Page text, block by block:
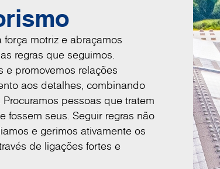
motriz e abraçamos
regras que seguimos.
e promovemos relações
aos detalhes, combinando
pessoas que tratem
fossem seus. Seguir regras não
e gerimos ativamente os
de ligações fortes e